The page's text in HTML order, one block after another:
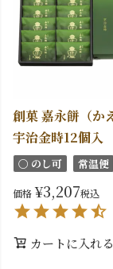
創菓 嘉永餅（か
宇治金時12個入
〇 のし可 常温便
価格 ¥3,207税込
カートに入れる